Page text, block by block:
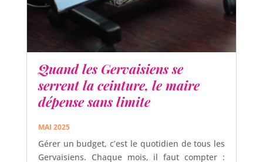
Quand les Gervaisiens se
serrent la ceinture, le maire
dépense sans limite
MAI 2025
Gérer un budget, c’est le quotidien de tous les
Gervaisiens. Chaque mois, il faut compter :